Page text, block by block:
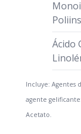
Ácido
Incluye: Agentes
agente
Acetato.